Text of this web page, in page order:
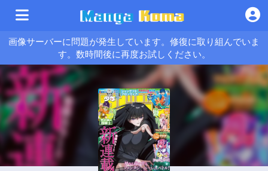
画像サーバーに問題が発生しています。修復に取り組んでいま
す。数時間後に再度お試しください。